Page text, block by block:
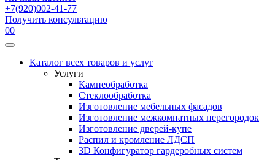
+7(920)002-41-77
Получить консультацию
00
Каталог всех товаров и услуг
Услуги
Камнеобработка
Стеклообработка
Изготовление мебельных фасадов
Изготовление межкомнатных перегородок
Изготовление дверей-купе
Распил и кромление ЛДСП
3D Конфигуратор гардеробных систем